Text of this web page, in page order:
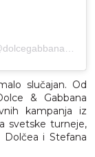
slučajan. Od
& Gabbana
kampanja iz
svetske turneje,
i Stefana